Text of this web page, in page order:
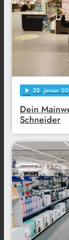
play_arrow 22. Januar
Dein
Schneider